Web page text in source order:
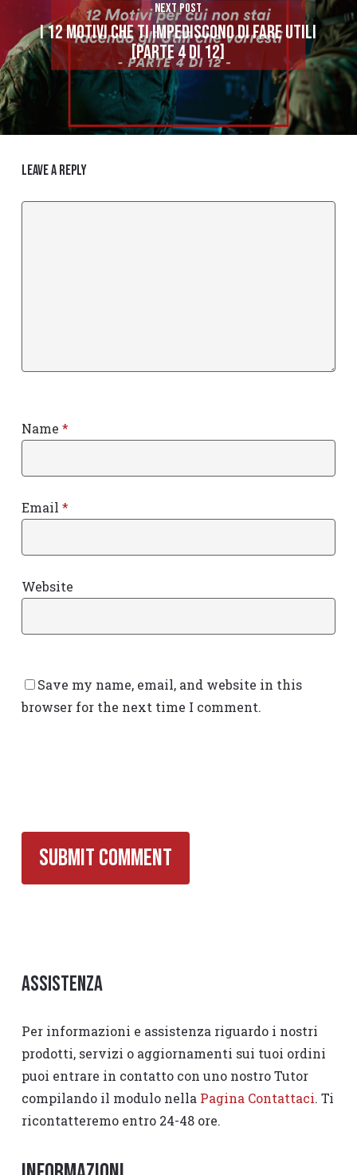
Next Post
I 12 MOTIVI CHE TI IMPEDISCONO DI FARE UTILI
[PARTE 4 DI 12]
Leave a Reply
Name *
Email *
Website
Save my name, email, and website in this
browser for the next time I comment.
Assistenza
Per informazioni e assistenza riguardo i nostri
prodotti, servizi o aggiornamenti sui tuoi ordini
puoi entrare in contatto con uno nostro Tutor
compilando il modulo nella Pagina Contattaci. Ti
ricontatteremo entro 24-48 ore.